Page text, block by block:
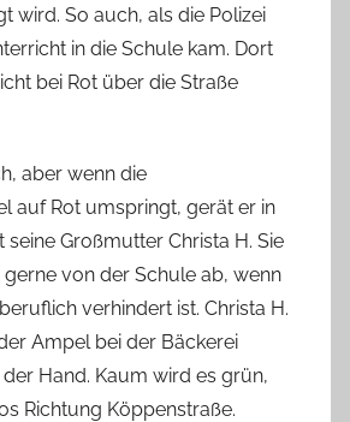
a
b
e
i
e
n
a
s
c
wird. So auch, als die Polizei
in die Schule kam. Dort
bei Rot über die Straße
aber wenn die
auf Rot umspringt, gerät er in
seine Großmutter Christa H. Sie
gerne von der Schule ab, wenn
verhindert ist. Christa H.
Ampel bei der Bäckerei
Hand. Kaum wird es grün,
Richtung Köppenstraße.